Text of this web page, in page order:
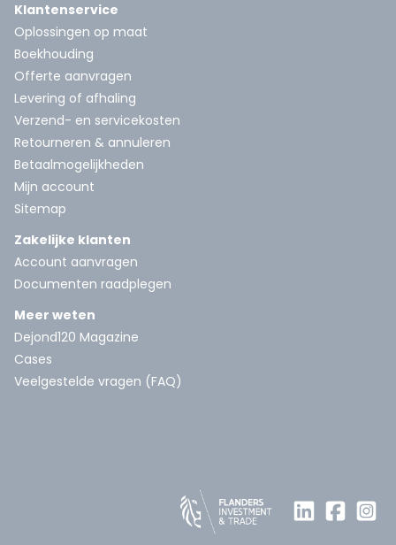
Klantenservice
Oplossingen op maat
Boekhouding
Offerte aanvragen
Levering of afhaling
Verzend- en servicekosten
Retourneren & annuleren
Betaalmogelijkheden
Mijn account
Sitemap
Zakelijke klanten
Account aanvragen
Documenten raadplegen
Meer weten
Dejond120 Magazine
Cases
Veelgestelde vragen (FAQ)